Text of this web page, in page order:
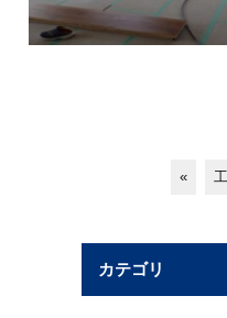
«
カテゴリ